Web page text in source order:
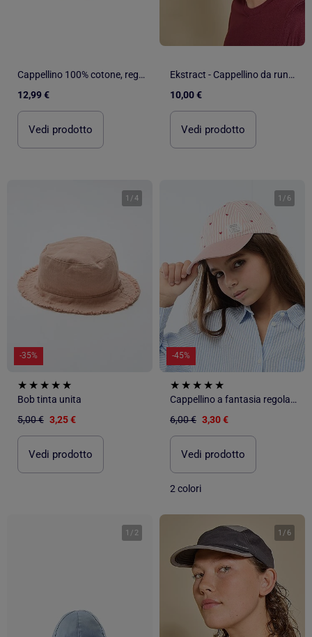
Cappellino 100% cotone, regolabile, motivo stampato bambina Isotoner
12,99 €
Vedi prodotto
Ekstract - Cappellino da running con visiera morbida
10,00 €
Vedi prodotto
1 /4
-35%
Bob tinta unita
5,00 € 3,25 €
Vedi prodotto
1 / 6
-45%
Cappellino a fantasia regolabile con velcro
6,00 € 3,30 €
Vedi prodotto
2 colori
1 / 2 1 / 6